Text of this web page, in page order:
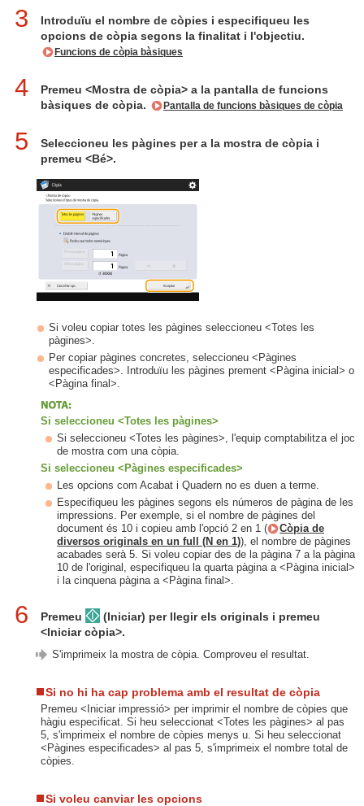
3
Introduïu el nombre de còpies i especifiqueu les
opcions de còpia segons la finalitat i l'objectiu.
Funcions de còpia bàsiques
4
Premeu <Mostra de còpia> a la pantalla de funcions
bàsiques de còpia.
Pantalla de funcions bàsiques de còpia
5
Seleccioneu les pàgines per a la mostra de còpia i
premeu <Bé>.
Si voleu copiar totes les pàgines seleccioneu <Totes les
pàgines>.
Per copiar pàgines concretes, seleccioneu <Pàgines
especificades>. Introduïu les pàgines prement <Pàgina inicial> o
<Pàgina final>.
Si seleccioneu <Totes les pàgines>
Si seleccioneu <Totes les pàgines>, l'equip comptabilitza el joc
de mostra com una còpia.
Si seleccioneu <Pàgines especificades>
Les opcions com Acabat i Quadern no es duen a terme.
Especifiqueu les pàgines segons els números de pàgina de les
impressions. Per exemple, si el nombre de pàgines del
document és 10 i copieu amb l'opció 2 en 1 (
Còpia de
diversos originals en un full (N en 1)), el nombre de pàgines
acabades serà 5. Si voleu copiar des de la pàgina 7 a la pàgina
10 de l'original, especifiqueu la quarta pàgina a <Pàgina inicial>
i la cinquena pàgina a <Pàgina final>.
6 Premeu
(Iniciar) per llegir els originals i premeu
<Iniciar còpia>.
S'imprimeix la mostra de còpia. Comproveu el resultat.
Si no hi ha cap problema amb el resultat de còpia
Premeu <Iniciar impressió> per imprimir el nombre de còpies que
hàgiu especificat. Si heu seleccionat <Totes les pàgines> al pas
5, s'imprimeix el nombre de còpies menys u. Si heu seleccionat
<Pàgines especificades> al pas 5, s'imprimeix el nombre total de
còpies.
Si voleu canviar les opcions